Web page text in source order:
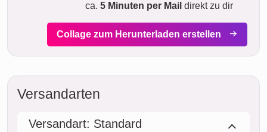
ca. 5 Minuten per Mail direkt zu dir
Collage zum Herunterladen erstellen
Versandarten
Versandart: Standard